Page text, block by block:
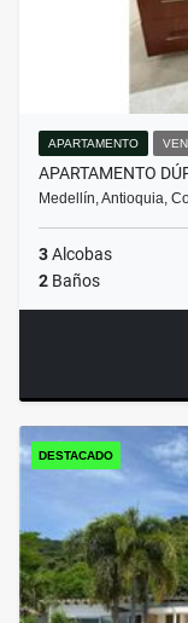
APARTAMENTO
APARTAMENTO
Medellín, Antioquia,
3Alcobas
2 Baños
DESTACADO